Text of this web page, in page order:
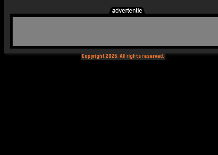
Copyright 2026. All rights reserved.